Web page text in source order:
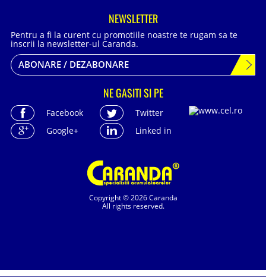
Copyright © 2026 Caranda
All rights reserved.
NEWSLETTER
Pentru a fi la curent cu promotiile noastre te rugam sa te
inscrii la newsletter-ul Caranda.
ABONARE / DEZABONARE
NE GASITI SI PE
Facebook
Twitter
Google+
Linked in